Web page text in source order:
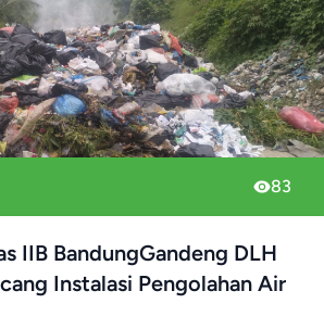
83
IIB BandungGandeng DLH
Instalasi Pengolahan Air